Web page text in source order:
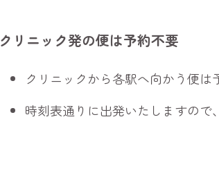
クリニック発の便は予約不要
クリニックから各駅へ向かう便は
時刻表通りに出発いたしますので